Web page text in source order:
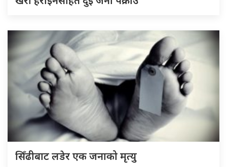
सिँढीबाट लडेर एक जनाको मृत्यु